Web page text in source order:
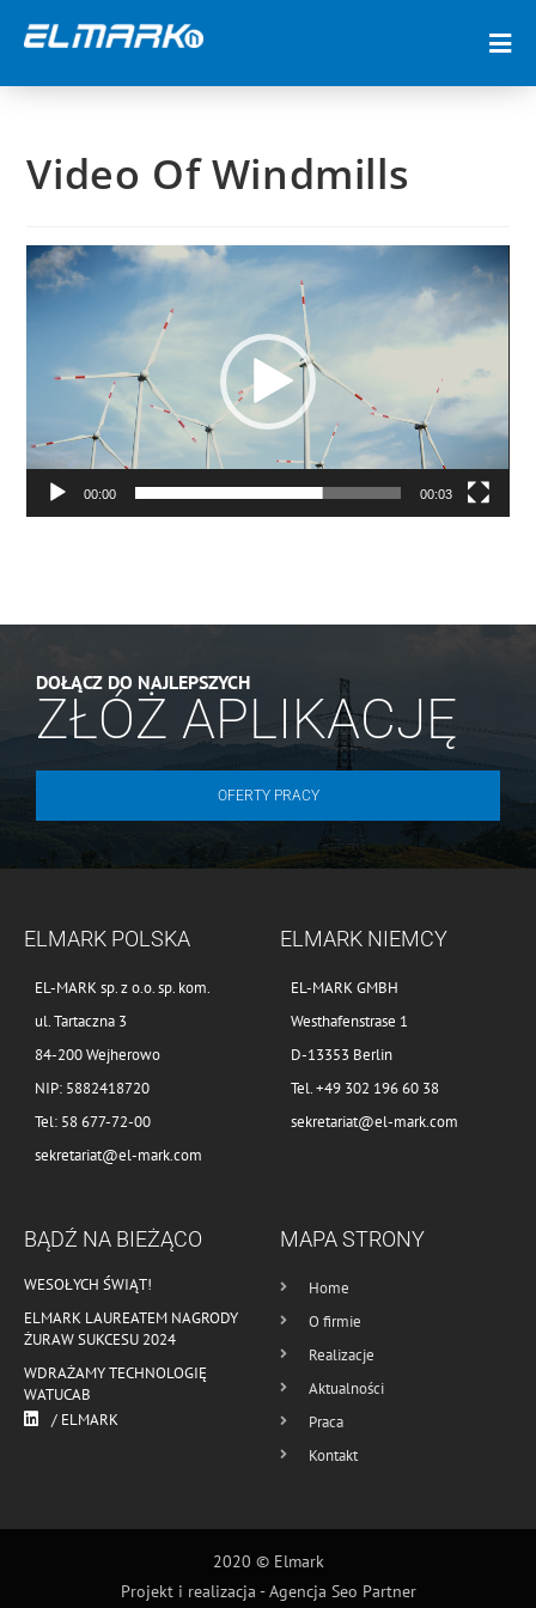
Video Of Windmills
Odtwarzacz
video
00:00 00:03
DOŁĄCZ DO NAJLEPSZYCH
ZŁÓŻ APLIKACJĘ
OFERTY PRACY
ELMARK POLSKA
EL-MARK sp. z o.o. sp. kom.
ul. Tartaczna 3
84-200 Wejherowo
NIP: 5882418720
Tel: 58 677-72-00
sekretariat@el-mark.com
ELMARK NIEMCY
EL-MARK GMBH
Westhafenstrase 1
D-13353 Berlin
Tel. +49 302 196 60 38
sekretariat@el-mark.com
BĄDŹ NA BIEŻĄCO
WESOŁYCH ŚWIĄT!
ELMARK LAUREATEM NAGRODY
ŻURAW SUKCESU 2024
WDRAŻAMY TECHNOLOGIĘ
WATUCAB
/ ELMARK
MAPA STRONY
Home
O firmie
Realizacje
Aktualności
Praca
Kontakt
2020 © Elmark
Projekt i realizacja -Agencja Seo Partner